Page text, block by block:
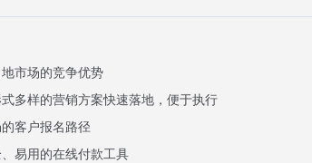
市场的竞争优势
多样的营销方案快速落地，便于执行
客户报名路径
易用的在线付款工具